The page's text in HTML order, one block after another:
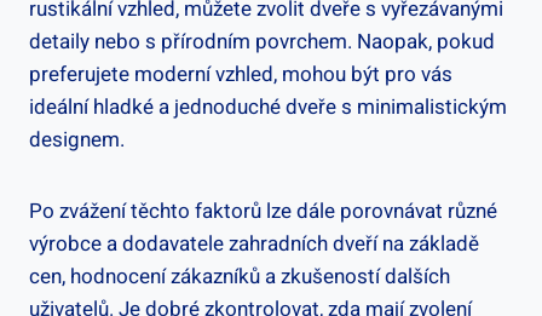
rustikální vzhled, můžete zvolit dveře s vyřezávanými
detaily nebo s přírodním povrchem. Naopak, pokud
preferujete moderní vzhled, mohou být pro vás
ideální hladké a jednoduché dveře s minimalistickým
designem.
Po zvážení těchto faktorů lze dále porovnávat různé
výrobce a dodavatele zahradních dveří na základě
cen, hodnocení zákazníků a zkušeností dalších
uživatelů. Je dobré zkontrolovat, zda mají zvolení